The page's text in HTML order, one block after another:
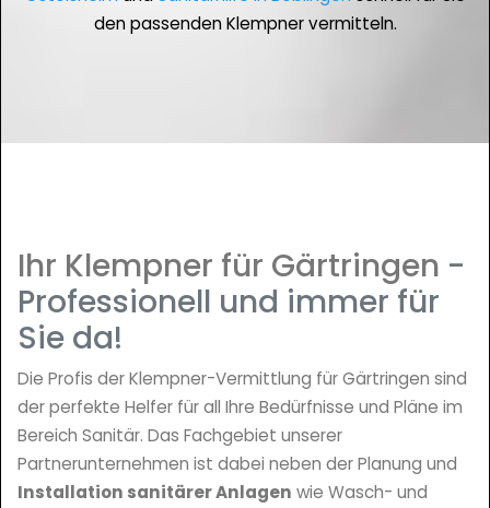
den passenden Klempner vermitteln.
Ihr Klempner für Gärtringen -
Professionell und immer für
Sie da!
Die Profis der Klempner-Vermittlung für Gärtringen sind
der perfekte Helfer für all Ihre Bedürfnisse und Pläne im
Bereich Sanitär. Das Fachgebiet unserer
Partnerunternehmen ist dabei neben der Planung und
Installation sanitärer Anlagen wie Wasch- und